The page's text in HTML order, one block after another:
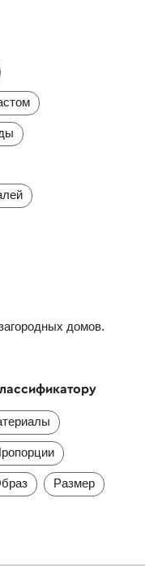
домов.
Размер